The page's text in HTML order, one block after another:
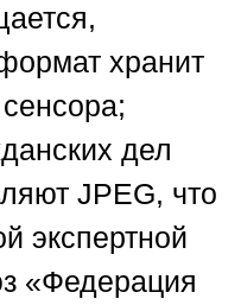
хранит
дел
JPEG, что
экспертной
«Федерация